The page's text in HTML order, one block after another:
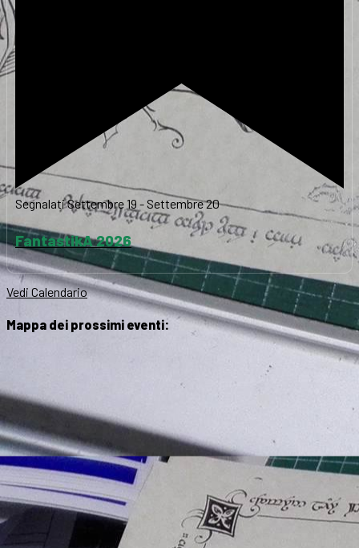
SegnalatiSettembre 19 - Settembre 20
FantastikA 2026
Vedi Calendario
Mappa dei prossimi eventi: